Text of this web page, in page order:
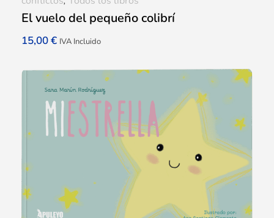
El vuelo del pequeño colibrí
15,00€ IVA Incluido